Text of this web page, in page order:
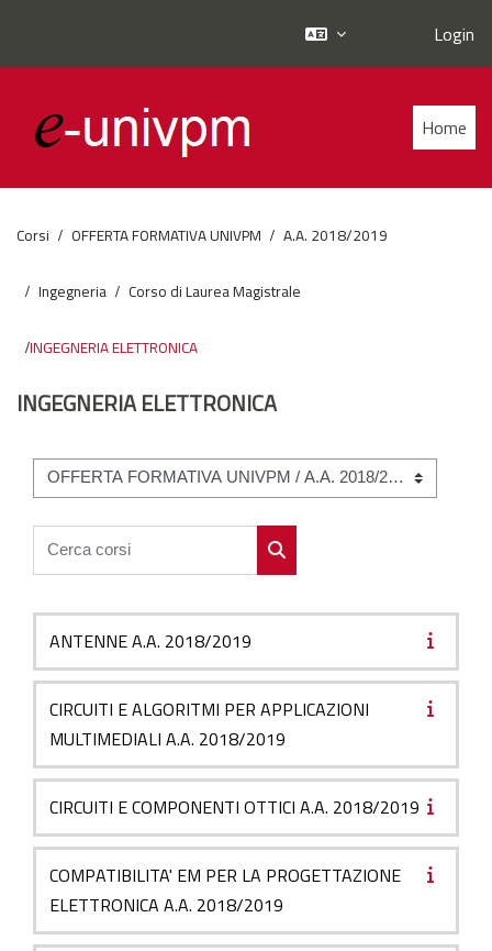
Login
Home
Corsi OFFERTA FORMATIVA UNIVPM A.A. 2018/2019
Ingegneria Corso di Laurea Magistrale
INGEGNERIA ELETTRONICA
INGEGNERIA ELETTRONICA
Categorie di corso
Cerca corsi
Cerca corsi
ANTENNE A.A. 2018/2019
CIRCUITI E ALGORITMI PER APPLICAZIONI
MULTIMEDIALI A.A. 2018/2019
CIRCUITI E COMPONENTI OTTICI A.A. 2018/2019
COMPATIBILITA' EM PER LA PROGETTAZIONE
ELETTRONICA A.A. 2018/2019